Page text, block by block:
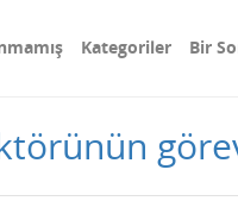
Kategoriler Bir